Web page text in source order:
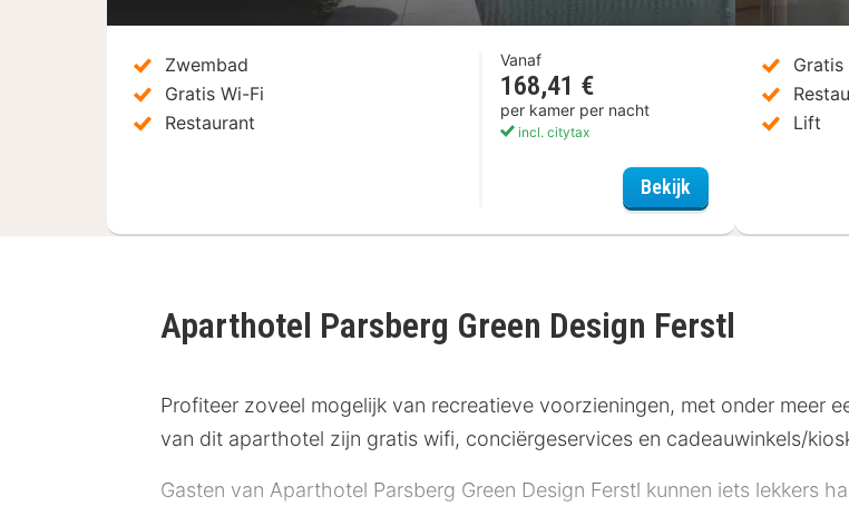
Zwembad
Gratis Wi-Fi
Restaurant
Vanaf
168,41 €
per kamer per nacht
incl. citytax
Bekijk
Gratis
Lift
Aparthotel Parsberg Green Design Ferstl
Profiteer zoveel mogelijk van recreatieve voorzieningen, met onder meer
van dit aparthotel zijn gratis wifi, conciërgeservices en cadeauwinkels/
Gasten van Aparthotel Parsberg Green Design Ferstl kunnen iets lekkers